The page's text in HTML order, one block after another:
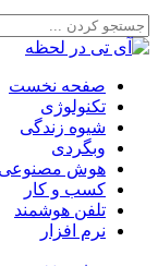
صفحه نخست
تکنولوژی
شیوه زندگی
وبگردی
هوش مصنوعی
کسب و کار
تلفن هوشمند
نرم افزار